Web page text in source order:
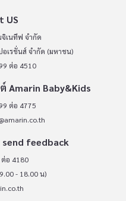
US
จิเนทีฟ จำกัด
อเรชั่นส์ จำกัด (มหาชน)
ต่อ 4510
Amarin Baby&Kids
ต่อ 4775
feedback
อ 4180
- 18.00 น)